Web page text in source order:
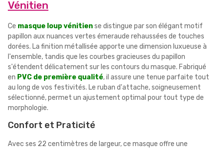
Vénitien
Ce masque loup vénitiense distingue par son élégant motif
papillon aux nuances vertes émeraude rehaussées de touches
dorées. La finition métallisée apporte une dimension luxueuse à
l'ensemble, tandis que les courbes gracieuses du papillon
s'étendent délicatement sur les contours du masque. Fabriqué
en PVC de première qualité, il assure une tenue parfaite tout
au long de vos festivités. Le ruban d'attache, soigneusement
sélectionné, permet un ajustement optimal pour tout type de
morphologie.
Confort et Praticité
Avec ses 22 centimètres de largeur, ce masque offre une